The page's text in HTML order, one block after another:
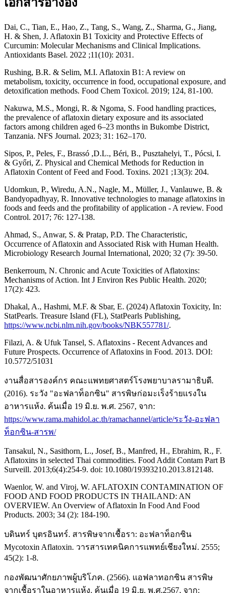
เอกสารอ้างอิง
Dai, C., Tian, E., Hao, Z., Tang, S., Wang, Z., Sharma, G., Jiang,
H. & Shen, J. Aflatoxin B1 Toxicity and Protective Effects of
Curcumin: Molecular Mechanisms and Clinical Implications.
Antioxidants Basel. 2022 ;11(10): 2031.
Rushing, B.R. & Selim, M.I. Aflatoxin B1: A review on
metabolism, toxicity, occurrence in food, occupational exposure, and
detoxification methods. Food Chem Toxicol. 2019; 124, 81-100.
Nakuwa, M.S., Mongi, R. & Ngoma, S. Food handling practices,
the prevalence of aflatoxin dietary exposure and its associated
factors among children aged 6–23 months in Bukombe District,
Tanzania. NFS Journal. 2023; 31: 162–170.
Sipos, P., Peles, F., Brassó ,D.L., Béri, B., Pusztahelyi, T., Pócsi, I.
& Győri, Z. Physical and Chemical Methods for Reduction in
Aflatoxin Content of Feed and Food. Toxins. 2021 ;13(3): 204.
Udomkun, P., Wiredu, A.N., Nagle, M., Müller, J., Vanlauwe, B. &
Bandyopadhyay, R. Innovative technologies to manage aflatoxins in
foods and feeds and the profitability of application - A review. Food
Control. 2017; 76: 127-138.
Ahmad, S., Anwar, S. & Pratap, P.D. The Characteristic,
Occurrence of Aflatoxin and Associated Risk with Human Health.
Microbiology Research Journal International, 2020; 32 (7): 39-50.
Benkerroum, N. Chronic and Acute Toxicities of Aflatoxins:
Mechanisms of Action. Int J Environ Res Public Health. 2020;
17(2): 423.
Dhakal, A., Hashmi, M.F. & Sbar, E. (2024) Aflatoxin Toxicity, In:
StatPearls. Treasure Island (FL), StatPearls Publishing,
https://www.ncbi.nlm.nih.gov/books/NBK557781/.
Filazi, A. & Ufuk Tansel, S. Aflatoxins - Recent Advances and
Future Prospects. Occurrence of Aflatoxins in Food. 2013. DOI:
10.5772/51031
งานสื่อสารองค์กร คณะแพทยศาสตร์โรงพยาบาลรามาธิบดี.
(2016). ระวัง "อะฟลาท็อกซิน" สารพิษก่อมะเร็งร้ายแรงใน
อาหารแห้ง. ค้นเมื่อ 19 มิ.ย. พ.ศ. 2567, จาก:
https://www.rama.mahidol.ac.th/ramachannel/article/ระวัง-อะฟลา
ท็อกซิน-สารพ/
Tansakul, N., Sasithorn, L., Josef, B., Manfred, H., Ebrahim, R., F.
Aflatoxins in selected Thai commodities. Food Addit Contam Part B
Surveill. 2013;6(4):254-9. doi: 10.1080/19393210.2013.812148.
Waenlor, W. and Viroj, W. AFLATOXIN CONTAMINATION OF
FOOD AND FOOD PRODUCTS IN THAILAND: AN
OVERVIEW. An Overview of Aflatoxin In Food And Food
Products. 2003; 34 (2): 184-190.
บดินทร์ บุตรอินทร์. สารพิษจากเชื้อรา: อะฟลาท็อกซิน
Mycotoxin Aflatoxin. วารสารเทคนิคการแพทย์เชียงใหม่. 2555;
45(2): 1-8.
กองพัฒนาศักยภาพผู้บริโภค. (2566). แอฟลาทอกซิน สารพิษ
จากเชื้อราในอาหารแห้ง. ค้นเมื่อ 19 มิ.ย. พ.ศ.2567, จาก: